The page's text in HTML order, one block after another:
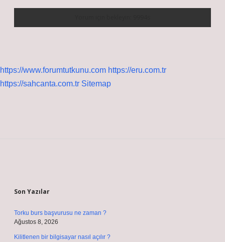
https://www.forumtutkunu.com https://eru.com.tr
https://sahcanta.com.tr Sitemap
Son Yazılar
Torku burs başvurusu ne zaman ?
Ağustos 8, 2026
Kilitlenen bir bilgisayar nasıl açılır ?